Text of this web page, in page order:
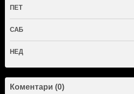
ПЕТ
САБ
НЕД
Коментари (0)